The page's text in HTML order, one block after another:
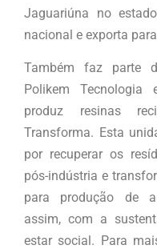
Jaguariúna no
nacional e exporta
Também faz parte
Polikem Tecnologia
produz resinas
Transforma. Esta
por recuperar os
pós-indústria e
para produção de
assim, com a
estar social. Para